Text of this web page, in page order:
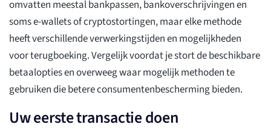
omvatten meestal bankpassen, bankoverschrijvingen en
soms e-wallets of cryptostortingen, maar elke methode
heeft verschillende verwerkingstijden en mogelijkheden
voor terugboeking. Vergelijk voordat je stort de beschikbare
betaalopties en overweeg waar mogelijk methoden te
gebruiken die betere consumentenbescherming bieden.
Uw eerste transactie doen